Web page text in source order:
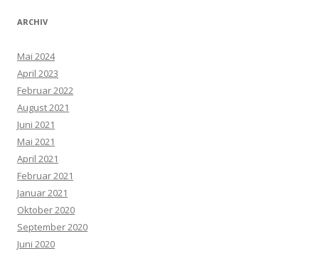
ARCHIV
Mai 2024
April 2023
Februar 2022
August 2021
Juni 2021
Mai 2021
April 2021
Februar 2021
Januar 2021
Oktober 2020
September 2020
Juni 2020